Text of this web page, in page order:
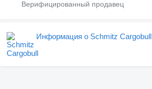
Информация о Schmitz Cargobull